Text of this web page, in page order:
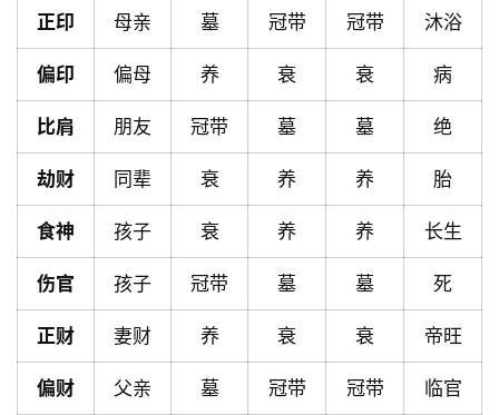
页
历
占
命
理
登录 注册
正印 母亲 墓 冠带 冠带 沐浴
偏印 偏母 养 衰 衰 病
比肩 朋友 冠带 墓 墓 绝
劫财 同辈 衰 养 养 胎
食神 孩子 衰 养 养 长生
伤官 孩子 冠带 墓 墓 死
正财 妻财 养 衰 衰 帝旺
偏财 父亲 墓 冠带 冠带 临官